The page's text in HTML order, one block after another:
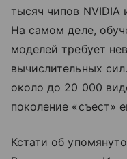
тысяч чипов NVIDIA
На самом деле,
моделей требует
вычислительных
около до 20 000
поколение «съест»
Кстати об